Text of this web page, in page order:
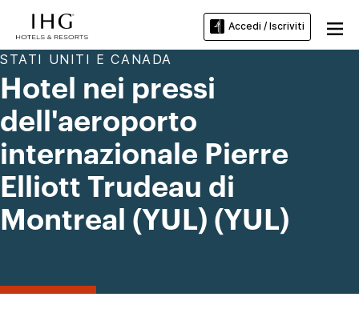
Accedi / Iscriviti
STATI UNITI E CANADA
Hotel nei pressi
dell'aeroporto
internazionale Pierre
Elliott Trudeau di
Montreal (YUL) (YUL)